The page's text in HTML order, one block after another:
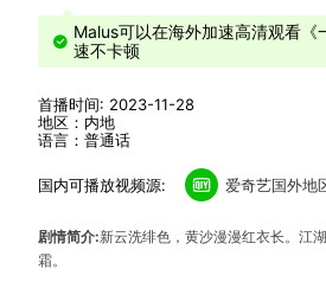
Malus可以在海外加速高清观看《
速不卡顿
首播时间: 2023-11-28
地区：内地
语言：普通话
国内可播放视频源: 爱奇艺国外地
剧情简介:新云洗绯色，黄沙漫漫红衣长。江
霜。